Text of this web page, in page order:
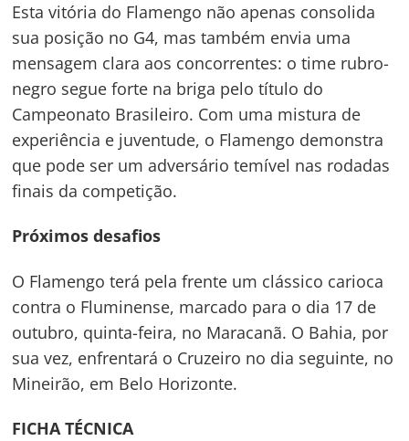
Esta vitória do Flamengo não apenas consolida
sua posição no G4, mas também envia uma
mensagem clara aos concorrentes: o time rubro-
negro segue forte na briga pelo título do
Campeonato Brasileiro. Com uma mistura de
experiência e juventude, o Flamengo demonstra
que pode ser um adversário temível nas rodadas
finais da competição.
Próximos desafios
O Flamengo terá pela frente um clássico carioca
contra o Fluminense, marcado para o dia 17 de
outubro, quinta-feira, no Maracanã. O Bahia, por
sua vez, enfrentará o Cruzeiro no dia seguinte, no
Mineirão, em Belo Horizonte.
FICHA TÉCNICA
Navegação
de
Post